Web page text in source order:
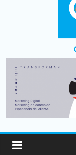
Vacaciones de
turístico: 4,6
Fuerte caída de la